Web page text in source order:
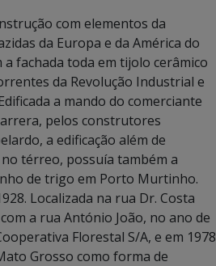
com elementos da
da Europa e da América do
fachada toda em tijolo cerâmico
da Revolução Industrial e
a mando do comerciante
pelos construtores
a edificação além de
térreo, possuía também a
de trigo em Porto Murtinho.
Localizada na rua Dr. Costa
a rua António João, no ano de
Florestal S/A, e em 1978
Grosso como forma de